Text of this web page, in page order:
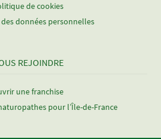
de cookies
données personnelles
REJOINDRE
une franchise
pour l’Île-de-France